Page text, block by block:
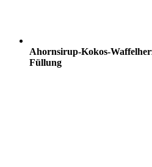
Ahornsirup-Kokos-
Füllung